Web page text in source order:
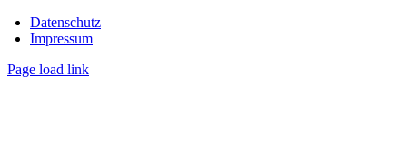
Datenschutz
Impressum
Page load link